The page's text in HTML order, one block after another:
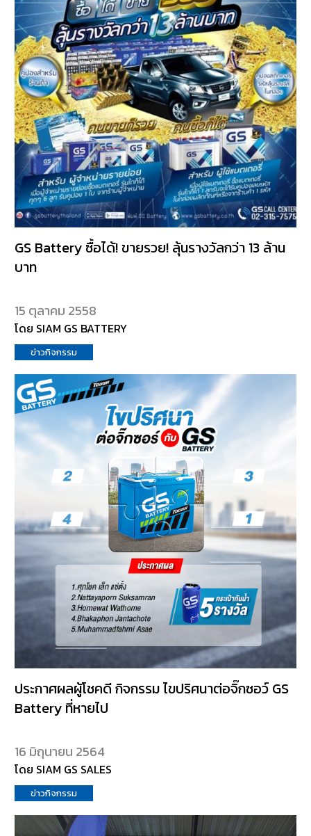
GS Battery ซื้อได้! ขายรวย! ลุ้นรางวัลกว่า 13 ล้าน
บาท
15 ตุลาคม 2558
โดย SIAM GS BATTERY
ข่าวกิจกรรม
ประกาศผลผู้โชคดี กิจกรรม ไขปริศนาต่อจิ๊กซอว์ GS
Battery ที่หายไป
16 มิถุนายน 2564
โดย SIAM GS SALES
ข่าวกิจกรรม